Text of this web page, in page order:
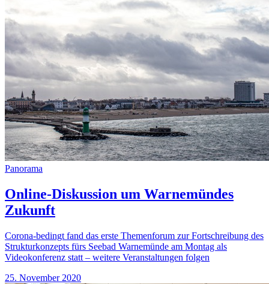
Panorama
Online-Diskussion um Warnemündes
Zukunft
Corona-bedingt fand das erste Themenforum zur Fortschreibung des
Strukturkonzepts fürs Seebad Warnemünde am Montag als
Videokonferenz statt – weitere Veranstaltungen folgen
25. November 2020